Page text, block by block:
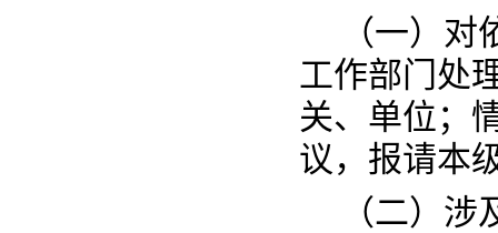
（一）
工作部门处
关、单位；
议，报请本
（二）